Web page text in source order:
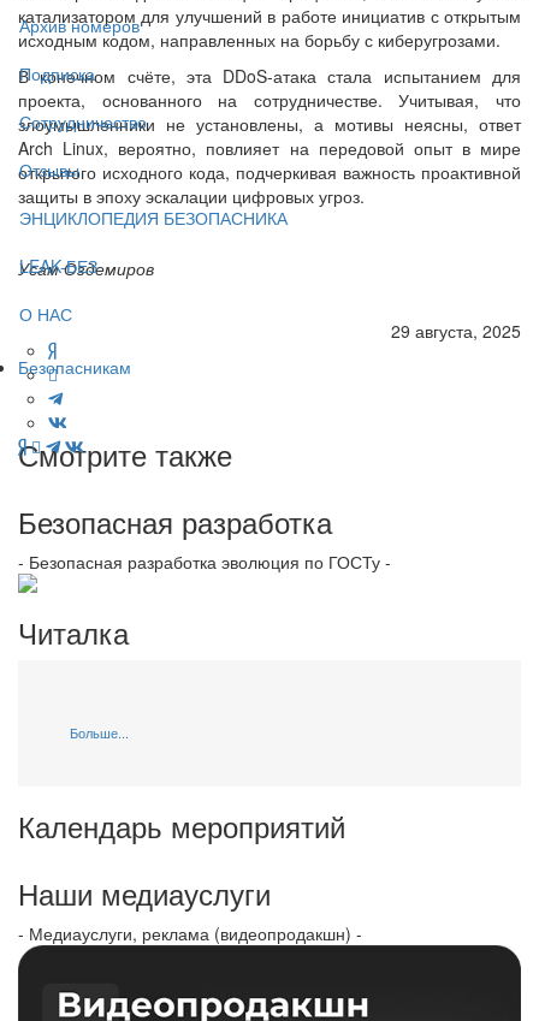
Архив номеров
Подписка
Сотрудничество
Отзывы
ЭНЦИКЛОПЕДИЯ БЕЗОПАСНИКА
LEAK-БЕЗ
О НАС
катализатором для улучшений в работе инициатив с открытым
исходным кодом, направленных на борьбу с киберугрозами.
В конечном счёте, эта DDoS-атака стала испытанием для
проекта, основанного на сотрудничестве. Учитывая, что
злоумышленники не установлены, а мотивы неясны, ответ
Arch Linux, вероятно, повлияет на передовой опыт в мире
открытого исходного кода, подчеркивая важность проактивной
защиты в эпоху эскалации цифровых угроз.
Усам Оздемиров
29 августа, 2025
Безопасникам
Смотрите также
Безопасная разработка
- Безопасная разработка эволюция по ГОСТу -
Читалка
Больше...
Календарь мероприятий
Наши медиауслуги
- Медиауслуги, реклама (видеопродакшн) -